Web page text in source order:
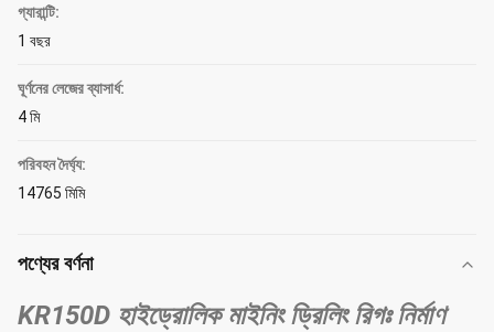
গ্যারান্টি:
1 বছর
ঘূর্ণনের লেজের ব্যাসার্ধ:
4 মি
পরিবহন দৈর্ঘ্য:
14765 মিমি
পণ্যের বর্ণনা
KR150D হাইড্রোলিক মাইনিং ড্রিলিং রিগঃ নির্মাণ